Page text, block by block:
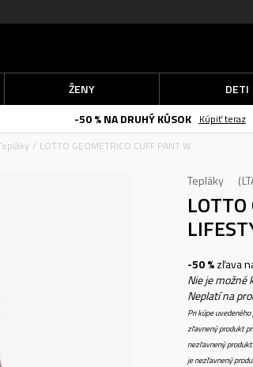
ŽENY DETI
-50 % NA DRUHÝ KÚSOK
Kúpiť teraz
LOTTO GEOMETRICO CUFF PANT W
Tepláky
-50 %zľava
Nie je
Neplatí na
Pri kúpe
zľavnený produkt
nezľavnený
je nezľavnený